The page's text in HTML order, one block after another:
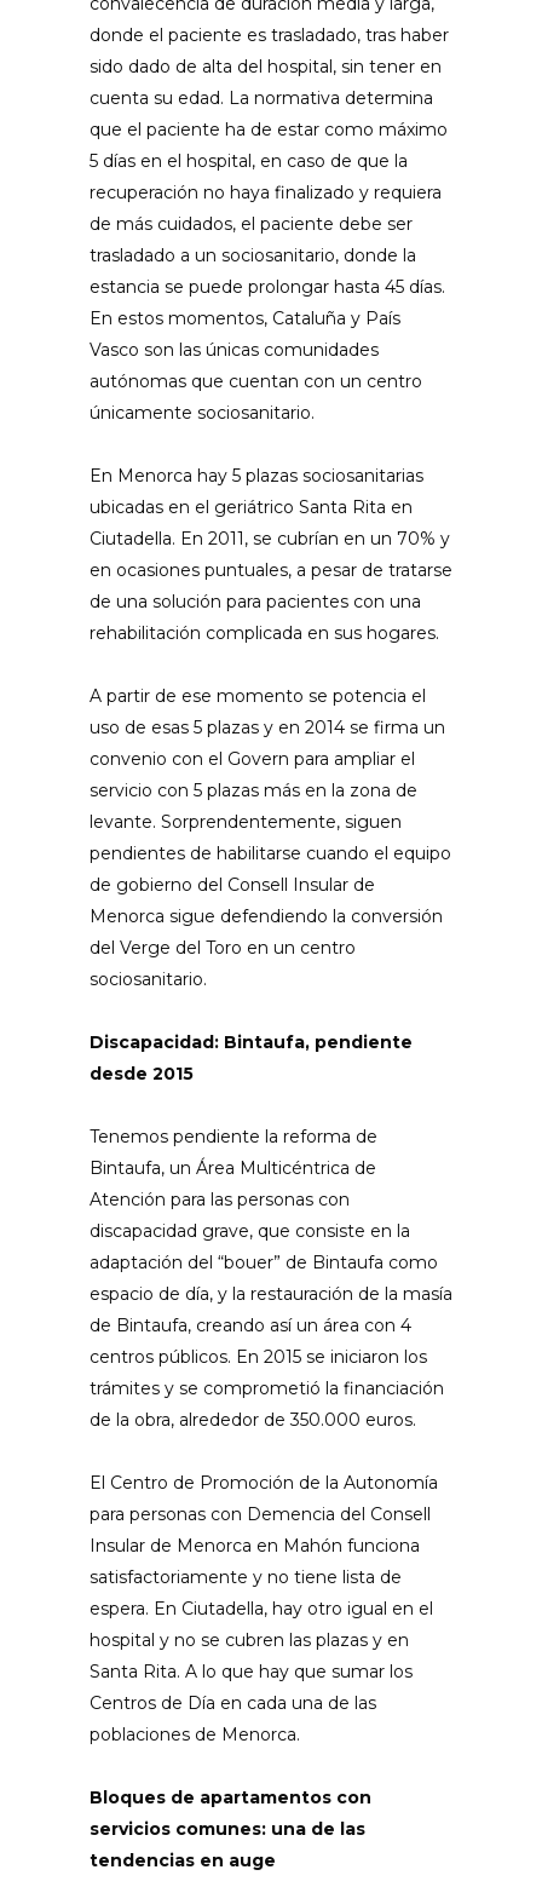
donde el paciente es trasladado, tras haber
sido dado de alta del hospital, sin tener en
cuenta su edad. La normativa determina
que el paciente ha de estar como máximo
5 días en el hospital, en caso de que la
recuperación no haya finalizado y requiera
de más cuidados, el paciente debe ser
trasladado a un sociosanitario, donde la
estancia se puede prolongar hasta 45 días.
En estos momentos, Cataluña y País
Vasco son las únicas comunidades
autónomas que cuentan con un centro
únicamente sociosanitario.
En Menorca hay 5 plazas sociosanitarias
ubicadas en el geriátrico Santa Rita en
Ciutadella. En 2011, se cubrían en un 70% y
en ocasiones puntuales, a pesar de tratarse
de una solución para pacientes con una
rehabilitación complicada en sus hogares.
A partir de ese momento se potencia el
uso de esas 5 plazas y en 2014 se firma un
convenio con el Govern para ampliar el
servicio con 5 plazas más en la zona de
levante. Sorprendentemente, siguen
pendientes de habilitarse cuando el equipo
de gobierno del Consell Insular de
Menorca sigue defendiendo la conversión
del Verge del Toro en un centro
sociosanitario.
Discapacidad: Bintaufa, pendiente
desde 2015
Tenemos pendiente la reforma de
Bintaufa, un Área Multicéntrica de
Atención para las personas con
discapacidad grave, que consiste en la
adaptación del “bouer” de Bintaufa como
espacio de día, y la restauración de la masía
de Bintaufa, creando así un área con 4
centros públicos. En 2015 se iniciaron los
trámites y se comprometió la financiación
de la obra, alrededor de 350.000 euros.
El Centro de Promoción de la Autonomía
para personas con Demencia del Consell
Insular de Menorca en Mahón funciona
satisfactoriamente y no tiene lista de
espera. En Ciutadella, hay otro igual en el
hospital y no se cubren las plazas y en
Santa Rita. A lo que hay que sumar los
Centros de Día en cada una de las
poblaciones de Menorca.
Bloques de apartamentos con
servicios comunes: una de las
tendencias en auge